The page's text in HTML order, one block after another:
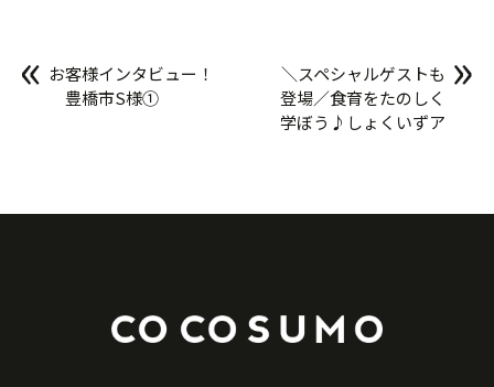
« お客様インタビュー！
豊橋市S様①
＼スペシャルゲストも
登場／食育をたのしく
学ぼう♪しょくいずア
»